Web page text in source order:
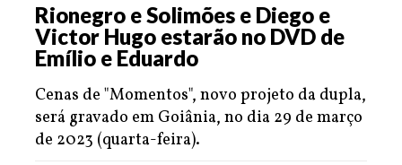
Rionegro e Solimões e Diego e
Victor Hugo estarão no DVD de
Emílio e Eduardo
Cenas de "Momentos", novo projeto da dupla,
será gravado em Goiânia, no dia 29 de março
de 2023 (quarta-feira).